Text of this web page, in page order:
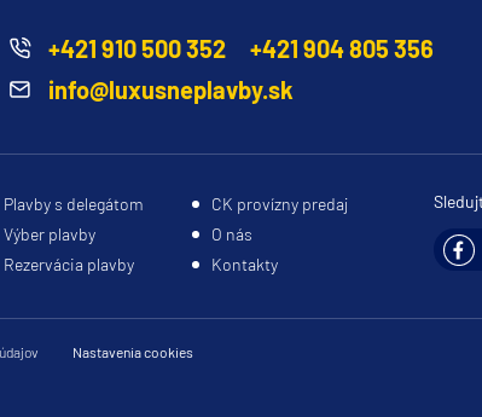
+421 910 500 352
+421 904 805 356
info@luxusneplavby.sk
Plavby s delegátom
CK provízny predaj
Výber plavby
O nás
Rezervácia plavby Kontakty
Nastavenia cookies